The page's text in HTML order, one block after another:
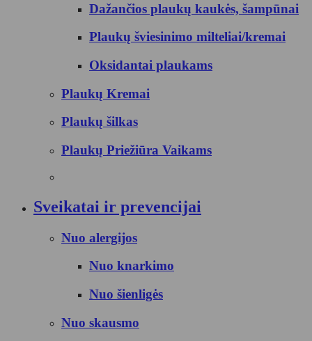
Dažančios plaukų kaukės, šampūnai
Plaukų šviesinimo milteliai/kremai
Oksidantai plaukams
Plaukų Kremai
Plaukų šilkas
Plaukų Priežiūra Vaikams
Sveikatai ir prevencijai
Nuo alergijos
Nuo knarkimo
Nuo šienligės
Nuo skausmo